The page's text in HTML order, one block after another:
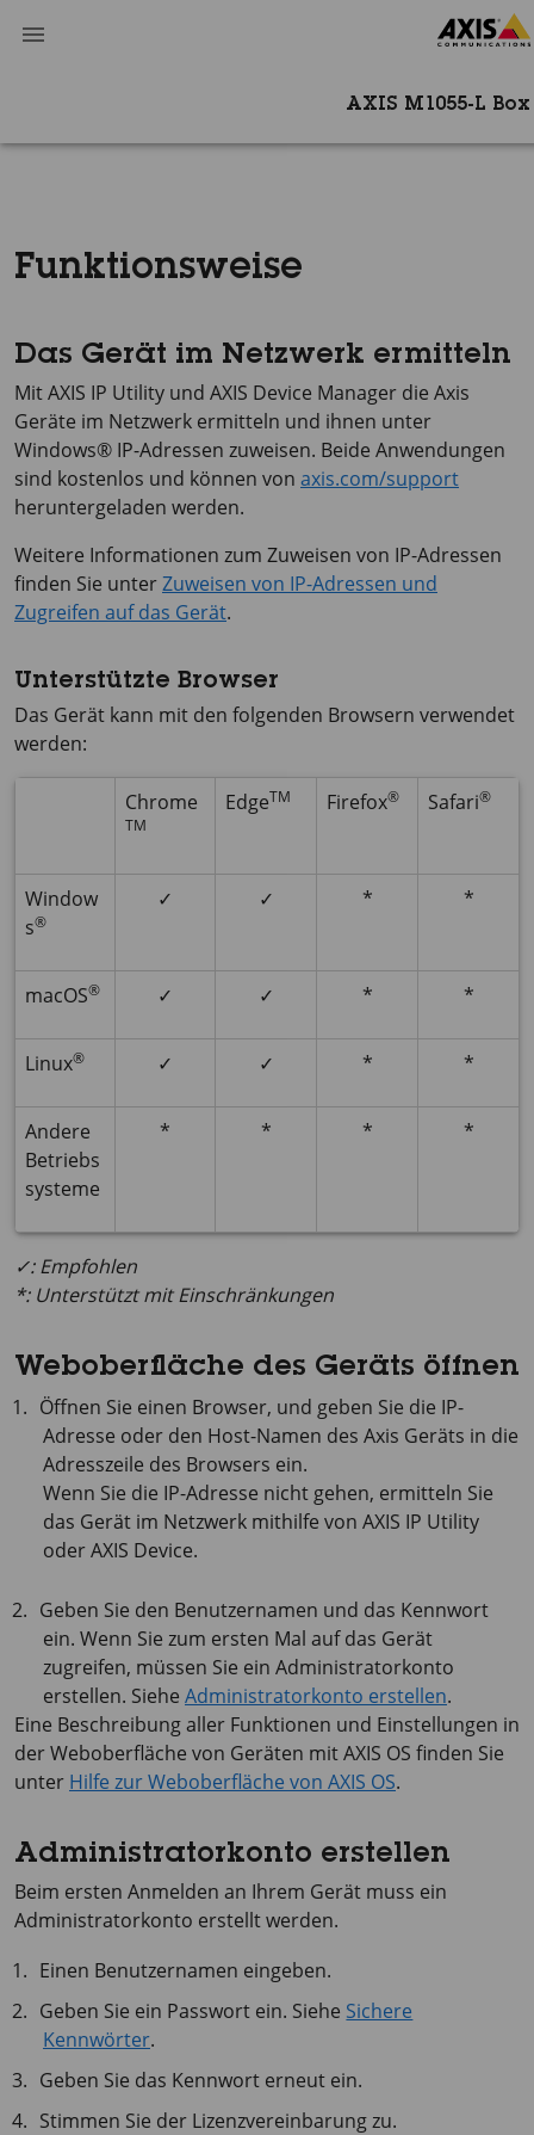
AXIS M1055-L
Funktionsweise
Das Gerät im Netzwerk ermitteln
MitAXIS IP Utility und AXIS Device Manager die Axis
Geräte im Netzwerk ermitteln und ihnen unter
Windows® IP-Adressen zuweisen. Beide Anwendungen
sind kostenlos und können von axis.com/support
heruntergeladen werden.
Weitere Informationen zum Zuweisen von IP-Adressen
finden Sie unterZuweisen von IP-Adressen und
Zugreifen auf das Gerät.
Unterstützte Browser
Das Gerät kann mit den folgenden Browsern verwendet
werden:
Chrome
TM
EdgeTM Firefox® Safari®
Window
s®
✓ ✓ * *
macOS® ✓ ✓ * *
Linux® ✓ ✓ * *
Andere
Betriebs
systeme
* * * *
✓: Empfohlen
*: Unterstützt mit Einschränkungen
Weboberfläche des Geräts öffnen
Öffnen Sie einen Browser, und geben Sie die IP-
Adresse oder den Host-Namen des Axis Geräts in die
Adresszeile des Browsers ein.
Wenn Sie die IP-Adresse nicht gehen, ermitteln Sie
das Gerät im Netzwerk mithilfe von AXIS IP Utility
oderAXIS Device.
Geben Sie den Benutzernamen und das Kennwort
ein. Wenn Sie zum ersten Mal auf das Gerät
zugreifen, müssen Sie ein Administratorkonto
erstellen. Siehe Administratorkonto erstellen.
Eine Beschreibung aller Funktionen und Einstellungen in
der Weboberfläche von Geräten mitAXIS OS finden Sie
unter Hilfe zur Weboberfläche von AXIS OS.
Administratorkonto erstellen
Beim ersten Anmelden an Ihrem Gerät muss ein
Administratorkonto erstellt werden.
Einen Benutzernamen eingeben.
Geben Sie ein Passwort ein. Siehe Sichere
Kennwörter.
Geben Sie das Kennwort erneut ein.
Stimmen Sie der Lizenzvereinbarung zu.